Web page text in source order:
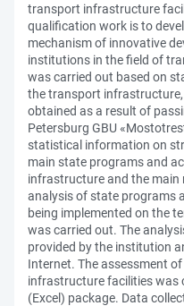
transport infrastructure
qualification work is to
mechanism of innovative
institutions in the field of
was carried out based on
the transport
obtained as a result of
Petersburg GBU
statistical information on
main state programs and
infrastructure and the main
analysis of state programs
being implemented on the
was carried out. The
provided by the institution
Internet. The assessment
infrastructure facilities was
(Excel) package. Data